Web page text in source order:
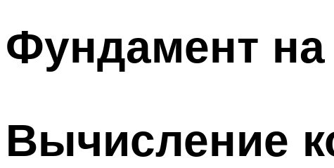
Фундамент на
Вычисление